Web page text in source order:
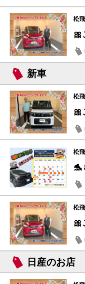
松
🎀
新車
松
🎀
松
🐬
松
🎀
日産のお店